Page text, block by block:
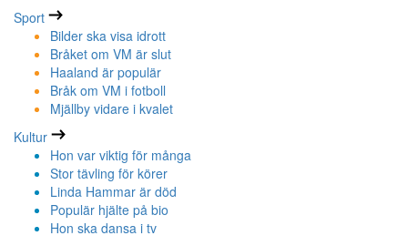
Sport
Bilder ska visa idrott
Bråket om VM är slut
Haaland är populär
Bråk om VM i fotboll
Mjällby vidare i kvalet
Kultur
Hon var viktig för många
Stor tävling för körer
Linda Hammar är död
Populär hjälte på bio
Hon ska dansa i tv